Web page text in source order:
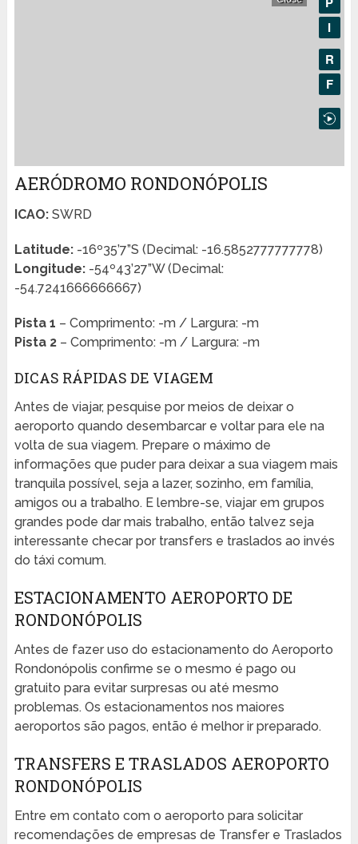
AERÓDROMO RONDONÓPOLIS
ICAO:SWRD
Latitude:-16º35’7”S (Decimal: -16.5852777777778)
Longitude:-54º43’27”W (Decimal:
-54.7241666666667)
Pista 1 – Comprimento: -m / Largura: -m
Pista 2– Comprimento: -m / Largura: -m
DICAS RÁPIDAS DE VIAGEM
Antes de viajar, pesquise por meios de deixar o
aeroporto quando desembarcar e voltar para ele na
volta de sua viagem. Prepare o máximo de
informações que puder para deixar a sua viagem mais
tranquila possível, seja a lazer, sozinho, em família,
amigos ou a trabalho. E lembre-se, viajar em grupos
grandes pode dar mais trabalho, então talvez seja
interessante checar por transfers e traslados ao invés
do táxi comum.
ESTACIONAMENTO AEROPORTO DE
RONDONÓPOLIS
Antes de fazer uso do estacionamento do Aeroporto
Rondonópolis confirme se o mesmo é pago ou
gratuito para evitar surpresas ou até mesmo
problemas. Os estacionamentos nos maiores
aeroportos são pagos, então é melhor ir preparado.
TRANSFERS E TRASLADOS AEROPORTO
RONDONÓPOLIS
Entre em contato com o aeroporto para solicitar
recomendações de empresas de Transfer e Traslados